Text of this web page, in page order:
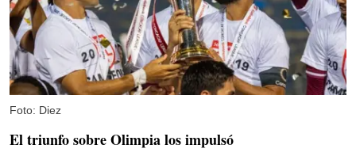
Foto: Diez
El triunfo sobre Olimpia los impulsó